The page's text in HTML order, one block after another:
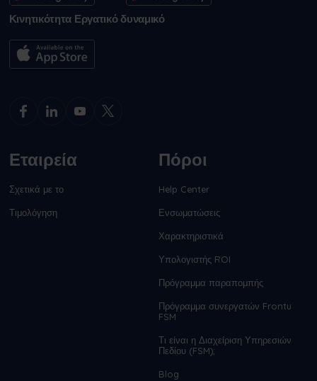
Κινητικότητα Εργατικό δυναμικό
Εταιρεία
Σχετικά με το
Τιμολόγηση
Πόροι
Help Center
Ενσωματώσεις
Χαρακτηριστικά
Υπολογιστής ROI
Πρόγραμμα παραπομπής
Πρόγραμμα συνεργατών Frontu
FSM
Τι είναι η Διαχείριση Υπηρεσιών
Πεδίου (FSM);
Blog